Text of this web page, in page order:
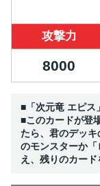
攻撃力
8000
■「次元竜 エピス
■このカードが登
たら、君のデッキ
のモンスターか
え、残りのカード